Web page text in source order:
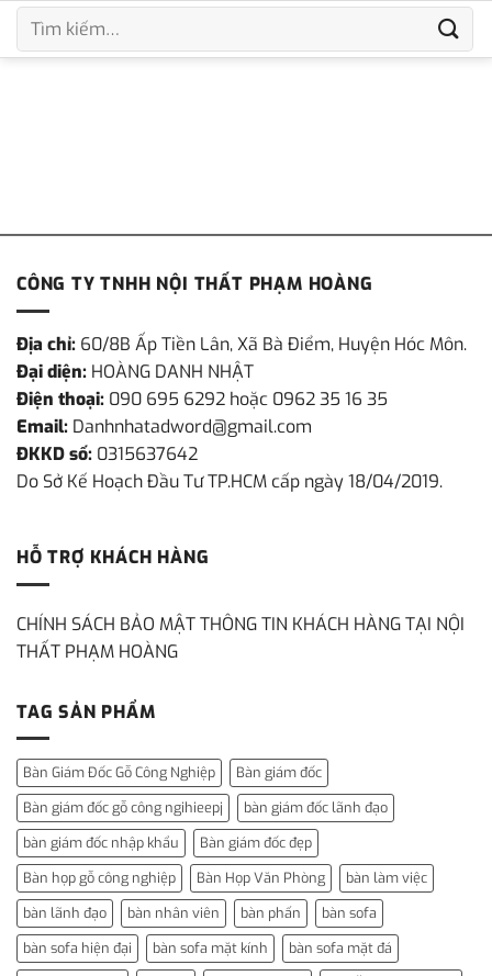
Bỏ Tìm
CÔNG TY TNHH NỘI THẤT PHẠM HOÀNG
Địa chỉ: 60/8B Ấp Tiền Lân, Xã Bà Điểm, Huyện Hóc Môn.
Đại diện: HOÀNG DANH NHẬT
Điện thoại: 090 695 6292 hoặc 0962 35 16 35
Email: Danhnhatadword@gmail.com
ĐKKD số: 0315637642
Do Sở Kế Hoạch Đầu Tư TP.HCM cấp ngày 18/04/2019.
HỖ TRỢ KHÁCH HÀNG
CHÍNH SÁCH BẢO MẬT THÔNG TIN KHÁCH HÀNG TẠI NỘI
THẤT PHẠM HOÀNG
TAG SẢN PHẨM
Bàn Giám Đốc Gỗ Công Nghiệp
Bàn giám đốc
Bàn giám đốc gỗ công ngihieepj
bàn giám đốc lãnh đạo
bàn giám đốc nhập khẩu
Bàn giám đốc đẹp
Bàn họp gỗ công nghiệp
Bàn Họp Văn Phòng
bàn làm việc
bàn lãnh đạo
bàn nhân viên bàn phấn
bàn sofa
bàn sofa hiện đại
bàn sofa mặt kính
bàn sofa mặt đá